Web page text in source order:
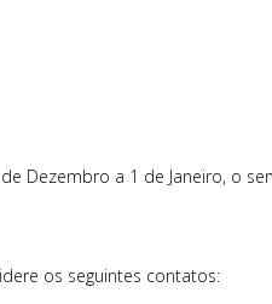
a 1 de Janeiro, o
os seguintes contatos: